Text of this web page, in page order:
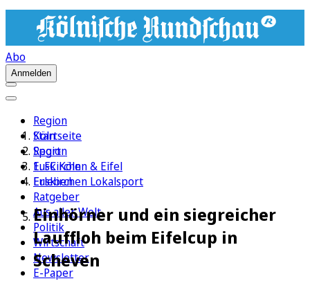
Abo
Anmelden
Region
Köln
Sport
1. FC Köln
Erleben
Ratgeber
Aus aller Welt
Politik
Wirtschaft
Newsletter
E-Paper
Startseite
Region
Euskirchen & Eifel
Euskirchen Lokalsport
Einhörner und ein siegreicher
Lauffloh beim Eifelcup in
Scheven